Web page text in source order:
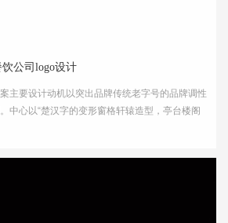
公司logo设计
主要设计动机以突出品牌传统老字号的品牌调性
中心以“楚汉字的变形窗格轩辕造型，亭台楼阁
的行业特征